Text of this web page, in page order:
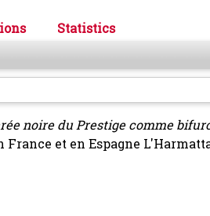
Statistics
noire du Prestige comme
et en Espagne